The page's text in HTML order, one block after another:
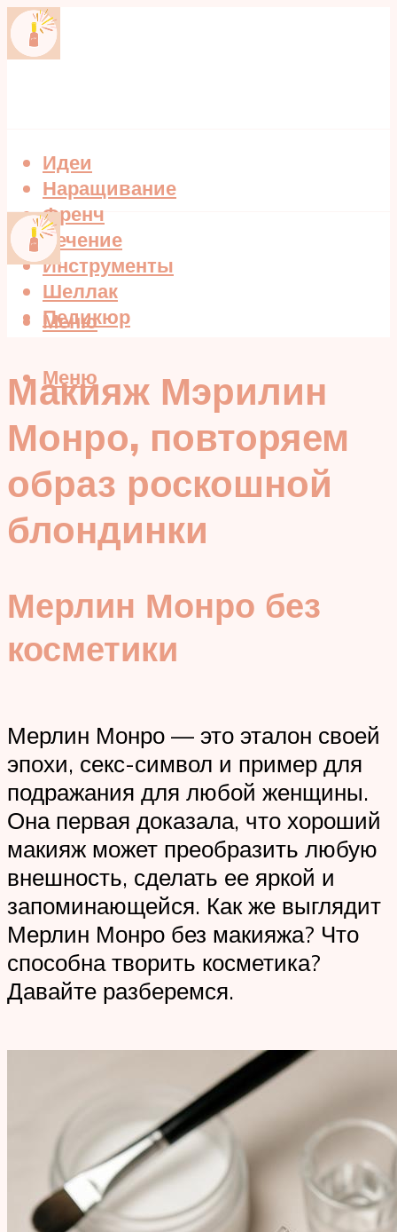
Идеи
Наращивание
Френч
Лечение
Инструменты
Шеллак
Педикюр
Меню
Меню
Макияж Мэрилин
Монро, повторяем
образ роскошной
блондинки
Мерлин Монро без
косметики
Мерлин Монро — это эталон своей
эпохи, секс-символ и пример для
подражания для любой женщины.
Она первая доказала, что хороший
макияж может преобразить любую
внешность, сделать ее яркой и
запоминающейся. Как же выглядит
Мерлин Монро без макияжа? Что
способна творить косметика?
Давайте разберемся.